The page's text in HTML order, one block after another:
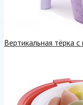
Вертикальная тёрка